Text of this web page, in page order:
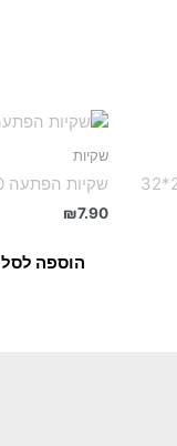
שקיות
שקיות הפתעה 20 יח' שחור 25*16
₪7.90
הוספה לסל